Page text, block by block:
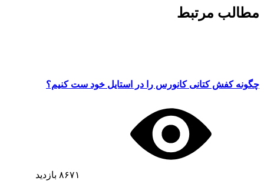
مطالب مرتبط
چگونه کفش کتانی کانورس را در استایل خود ست کنیم؟
۸۶۷۱ بازدید